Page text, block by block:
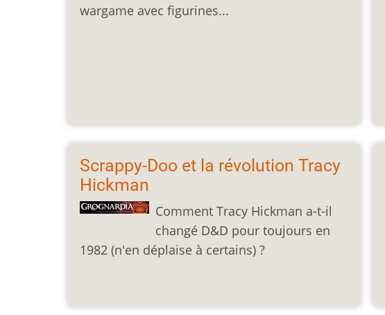
wargame avec figurines...
Scrappy-Doo et la révolution Tracy
Hickman
Comment Tracy Hickman a-t-il
changé D&D pour toujours en
1982 (n'en déplaise à certains) ?